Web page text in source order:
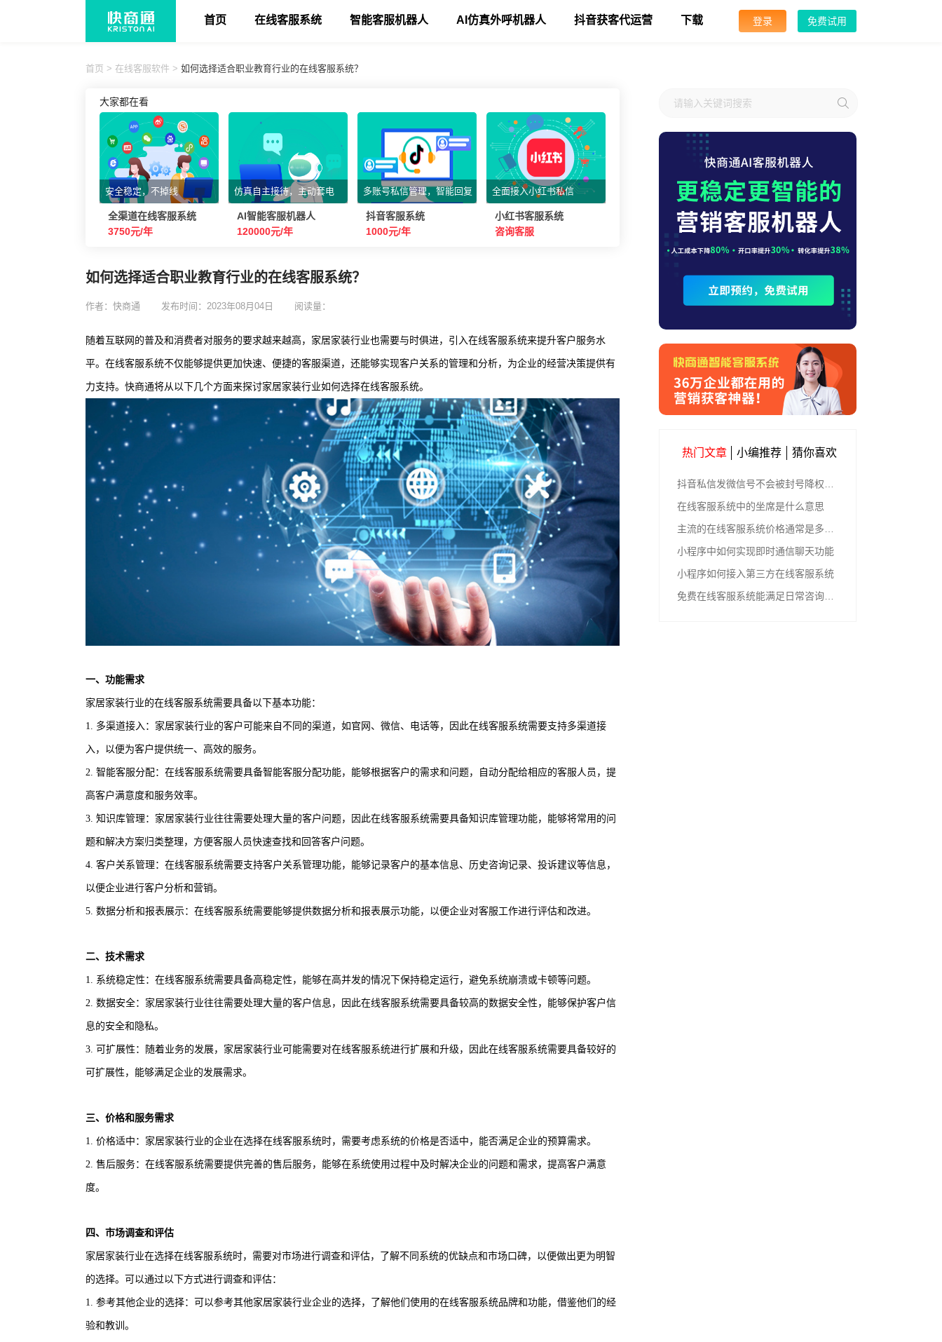
首页 在线客服系统 智能客服机器人 AI仿真外呼机器人 抖音获客代运营 下载 登录 免费试用
首页 > 在线客服软件 > 如何选择适合职业教育行业的在线客服系统？
大家都在看
安全稳定，不掉线
全渠道在线客服系统
3750元/年
仿真自主接待，主动套电
AI智能客服机器人
120000元/年
多账号私信管理，智能回复
抖音客服系统
1000元/年
全面接入小红书私信
小红书客服系统
咨询客服
如何选择适合职业教育行业的在线客服系统？
作者：快商通 发布时间：2023年08月04日 阅读量：
随着互联网的普及和消费者对服务的要求越来越高，家居家装行业也需要与时俱进，引入在线客服系统来提升客户服务水
平。在线客服系统不仅能够提供更加快速、便捷的客服渠道，还能够实现客户关系的管理和分析，为企业的经营决策提供有
力支持。快商通将从以下几个方面来探讨家居家装行业如何选择在线客服系统。
一、功能需求
家居家装行业的在线客服系统需要具备以下基本功能：
1. 多渠道接入：家居家装行业的客户可能来自不同的渠道，如官网、微信、电话等，因此在线客服系统需要支持多渠道接
入，以便为客户提供统一、高效的服务。
2. 智能客服分配：在线客服系统需要具备智能客服分配功能，能够根据客户的需求和问题，自动分配给相应的客服人员，提
高客户满意度和服务效率。
3. 知识库管理：家居家装行业往往需要处理大量的客户问题，因此在线客服系统需要具备知识库管理功能，能够将常用的问
题和解决方案归类整理，方便客服人员快速查找和回答客户问题。
4. 客户关系管理：在线客服系统需要支持客户关系管理功能，能够记录客户的基本信息、历史咨询记录、投诉建议等信息，
以便企业进行客户分析和营销。
5. 数据分析和报表展示：在线客服系统需要能够提供数据分析和报表展示功能，以便企业对客服工作进行评估和改进。
二、技术需求
1. 系统稳定性：在线客服系统需要具备高稳定性，能够在高并发的情况下保持稳定运行，避免系统崩溃或卡顿等问题。
2. 数据安全：家居家装行业往往需要处理大量的客户信息，因此在线客服系统需要具备较高的数据安全性，能够保护客户信
息的安全和隐私。
3. 可扩展性：随着业务的发展，家居家装行业可能需要对在线客服系统进行扩展和升级，因此在线客服系统需要具备较好的
可扩展性，能够满足企业的发展需求。
三、价格和服务需求
1. 价格适中：家居家装行业的企业在选择在线客服系统时，需要考虑系统的价格是否适中，能否满足企业的预算需求。
2. 售后服务：在线客服系统需要提供完善的售后服务，能够在系统使用过程中及时解决企业的问题和需求，提高客户满意
度。
四、市场调查和评估
家居家装行业在选择在线客服系统时，需要对市场进行调查和评估，了解不同系统的优缺点和市场口碑，以便做出更为明智
的选择。可以通过以下方式进行调查和评估：
1. 参考其他企业的选择：可以参考其他家居家装行业企业的选择，了解他们使用的在线客服系统品牌和功能，借鉴他们的经
验和教训。
热门文章 小编推荐 猜你喜欢
在线客服系统中的坐席是什么意思
小程序中如何实现即时通信聊天功能
小程序如何接入第三方在线客服系统